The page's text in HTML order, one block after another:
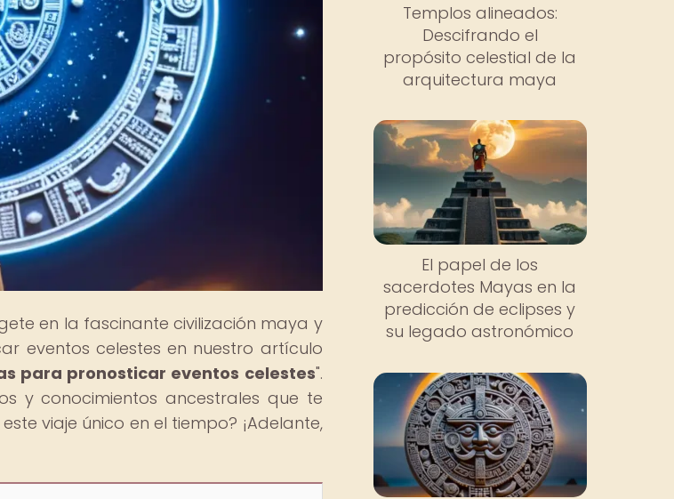
en la fascinante civilización maya y
eventos celestes en nuestro artículo
para pronosticar eventos celestes".
y conocimientos ancestrales que te
viaje único en el tiempo? ¡Adelante,
Templos alineados:
Descifrando el
propósito celestial de la
arquitectura maya
El papel de los
sacerdotes Mayas en la
predicción de eclipses y
su legado astronómico